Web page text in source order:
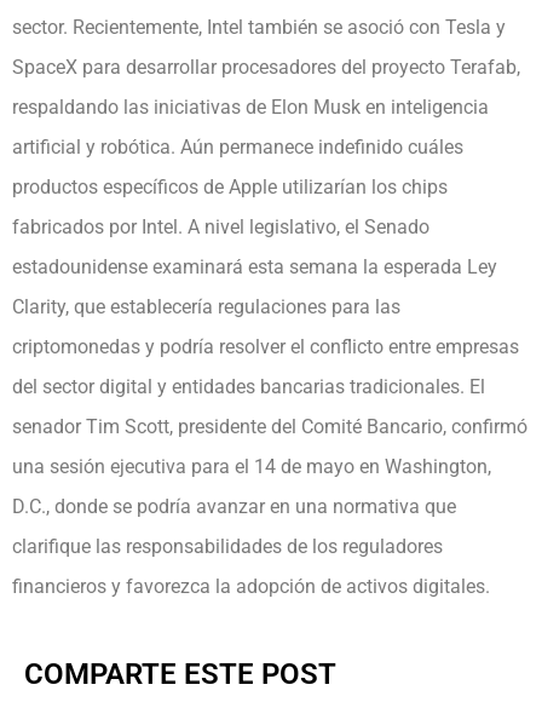
sector. Recientemente, Intel también se asoció con Tesla y
SpaceX para desarrollar procesadores del proyecto Terafab,
respaldando las iniciativas de Elon Musk en inteligencia
artificial y robótica. Aún permanece indefinido cuáles
productos específicos de Apple utilizarían los chips
fabricados por Intel. A nivel legislativo, el Senado
estadounidense examinará esta semana la esperada Ley
Clarity, que establecería regulaciones para las
criptomonedas y podría resolver el conflicto entre empresas
del sector digital y entidades bancarias tradicionales. El
senador Tim Scott, presidente del Comité Bancario, confirmó
una sesión ejecutiva para el 14 de mayo en Washington,
D.C., donde se podría avanzar en una normativa que
clarifique las responsabilidades de los reguladores
financieros y favorezca la adopción de activos digitales.
COMPARTE ESTE POST